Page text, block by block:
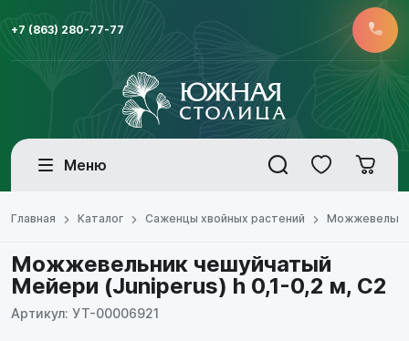
+7 (863) 280-77-77
Меню
Главная Каталог Саженцы хвойных растений
Можжевельник чешуйчатый
Мейери (Juniperus) h 0,1-0,2 м, С2
Артикул: УТ-00006921